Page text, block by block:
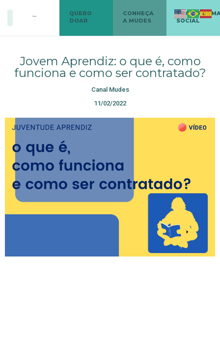
QUERO
DOAR
CONHEÇA
A MUDES
SOCIAL
Jovem Aprendiz: o que é, como
funciona e como ser contratado?
Canal Mudes
11/02/2022